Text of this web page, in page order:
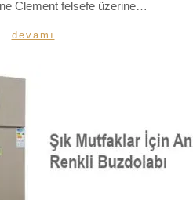
Clement felsefe üzerine…
devamı